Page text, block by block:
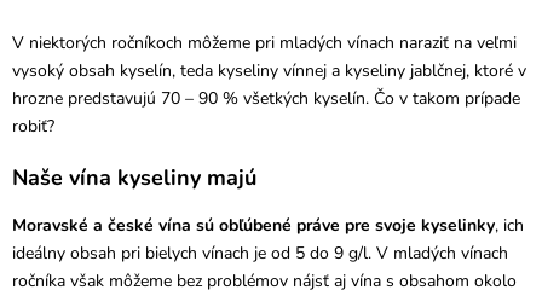
V niektorých ročníkoch môžeme pri mladých vínach naraziť na veľmi
vysoký obsah kyselín, teda kyseliny vínnej a kyseliny jablčnej, ktoré v
hrozne predstavujú 70 – 90 % všetkých kyselín. Čo v takom prípade
robiť?
Naše vína kyseliny majú
Moravské a české vína sú obľúbené práve pre svoje kyselinky, ich
ideálny obsah pri bielych vínach je od 5 do 9 g/l. V mladých vínach
ročníka však môžeme bez problémov nájsť aj vína s obsahom okolo